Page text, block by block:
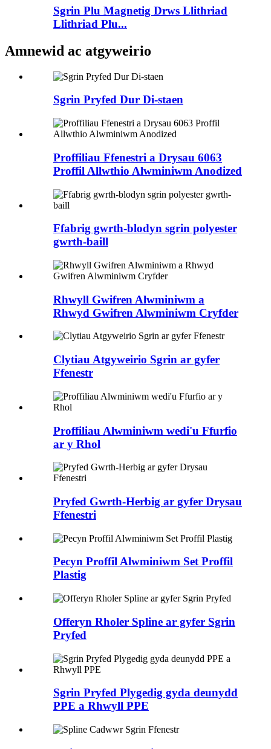
Sgrin Plu Magnetig Drws Llithriad
Llithriad Plu...
Amnewid ac atgyweirio
Sgrin Pryfed Dur Di-staen
Proffiliau Ffenestri a Drysau 6063
Proffil Allwthio Alwminiwm Anodized
Ffabrig gwrth-blodyn sgrin polyester
gwrth-baill
Rhwyll Gwifren Alwminiwm a
Rhwyd Gwifren Alwminiwm Cryfder
Clytiau Atgyweirio Sgrin ar gyfer
Ffenestr
Proffiliau Alwminiwm wedi'u Ffurfio
ar y Rhol
Pryfed Gwrth-Herbig ar gyfer Drysau
Ffenestri
Pecyn Proffil Alwminiwm Set Proffil
Plastig
Offeryn Rholer Spline ar gyfer Sgrin
Pryfed
Sgrin Pryfed Plygedig gyda deunydd
PPE a Rhwyll PPE